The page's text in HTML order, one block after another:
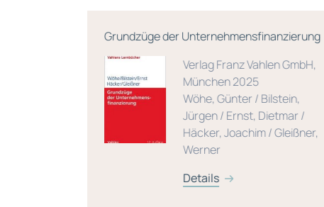
Grundzüge der Unternehmensfinanzierung
Verlag Franz Vahlen GmbH,
München 2025
Wöhe, Günter / Bilstein,
Jürgen / Ernst, Dietmar /
Häcker, Joachim / Gleißner,
Werner
Details